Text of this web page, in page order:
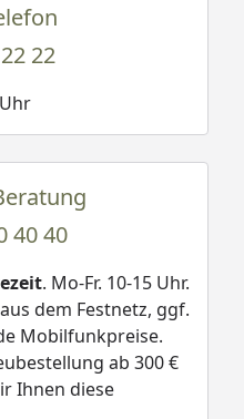
22
40 40
. Mo-Fr. 10-15 Uhr.
dem Festnetz, ggf.
Mobilfunkpreise.
ab 300 €
Ihnen diese